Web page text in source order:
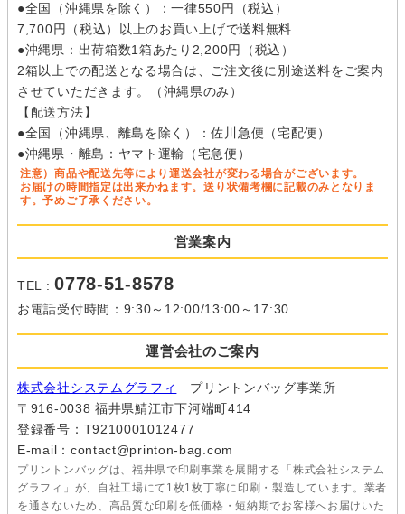
●全国（沖縄県を除く）：一律550円（税込）
7,700円（税込）以上のお買い上げで送料無料
●沖縄県：出荷箱数1箱あたり2,200円（税込）
2箱以上での配送となる場合は、ご注文後に別途送料をご案内
させていただきます。（沖縄県のみ）
【配送方法】
●全国（沖縄県、離島を除く）：佐川急便（宅配便）
●沖縄県・離島：ヤマト運輸（宅急便）
注意）商品や配送先等により運送会社が変わる場合がございます。
お届けの時間指定は出来かねます。送り状備考欄に記載のみとなりま
す。予めご了承ください。
営業案内
TEL :0778-51-8578
お電話受付時間：9:30～12:00/13:00～17:30
運営会社のご案内
株式会社システムグラフィ
プリントンバッグ事業所
〒916-0038 福井県鯖江市下河端町414
登録番号：T9210001012477
E-mail：contact@printon-bag.com
プリントンバッグは、福井県で印刷事業を展開する「株式会社システム
グラフィ」が、自社工場にて1枚1枚丁寧に印刷・製造しています。業者
を通さないため、高品質な印刷を低価格・短納期でお客様へお届けいた